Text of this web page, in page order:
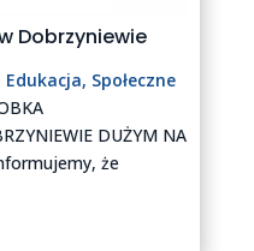
Dobrzyniewie
Edukacja, Społeczne
DUŻYM NA
że